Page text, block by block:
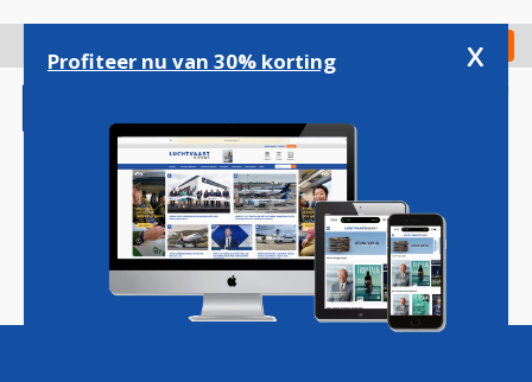
gaan
Check in
Magazine Podcasts Vacatures
Profiteer nu van 30% korting x